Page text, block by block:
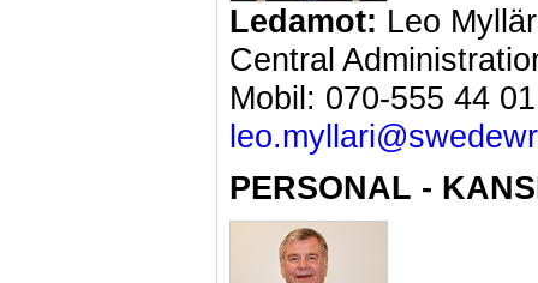
Ledamot: Leo
Central
Mobil: 070-555 44 01
PERSONAL -